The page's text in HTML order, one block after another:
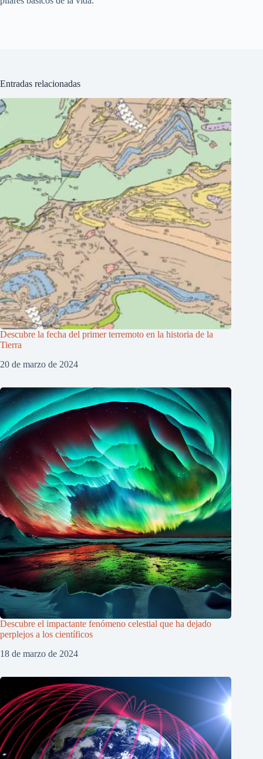
Entradas relacionadas
Descubre la fecha del primer terremoto en la historia de la
Tierra
20 de marzo de 2024
Descubre el impactante fenómeno celestial que ha dejado
perplejos a los científicos
18 de marzo de 2024